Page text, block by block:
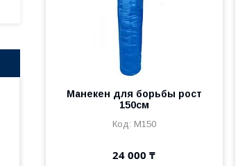
Манекен для борьбы рост
150см
M150
24 000 ₸